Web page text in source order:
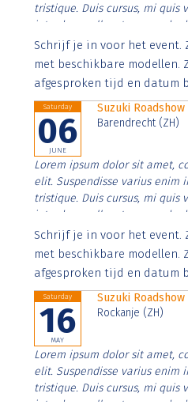
tristique. Duis cursus, mi quis
interdum nulla, ut commodo
Aenean faucibus nibh et justo
imperdiet. Nunc ut sem vitae
Schrijf je in voor het event.
met beschikbare modellen.
afgesproken tijd en datum
Saturday
06
JUNE
Suzuki Roadshow
Barendrecht (ZH)
Lorem ipsum dolor sit amet,
elit. Suspendisse varius enim
tristique. Duis cursus, mi quis
interdum nulla, ut commodo
Aenean faucibus nibh et justo
imperdiet. Nunc ut sem vitae
Schrijf je in voor het event.
met beschikbare modellen.
afgesproken tijd en datum
Saturday
16
MAY
Suzuki Roadshow
Rockanje (ZH)
Lorem ipsum dolor sit amet,
elit. Suspendisse varius enim
tristique. Duis cursus, mi quis
interdum nulla, ut commodo